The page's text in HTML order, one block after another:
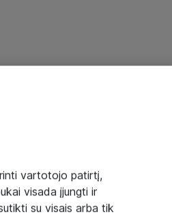
vartotojo patirtį,
visada įjungti ir
su visais arba tik